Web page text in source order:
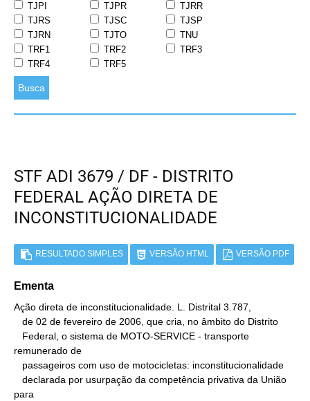
TJPI
TJPR
TJRR
TJRS
TJSC
TJSP
TJRN
TJTO
TNU
TRF1
TRF2
TRF3
TRF4
TRF5
Busca
STF ADI 3679 / DF - DISTRITO
FEDERAL AÇÃO DIRETA DE
INCONSTITUCIONALIDADE
RESULTADO SIMPLES VERSÃO HTML VERSÃO PDF
Ementa
Ação direta de inconstitucionalidade. L. Distrital 3.787,
remunerado de
para